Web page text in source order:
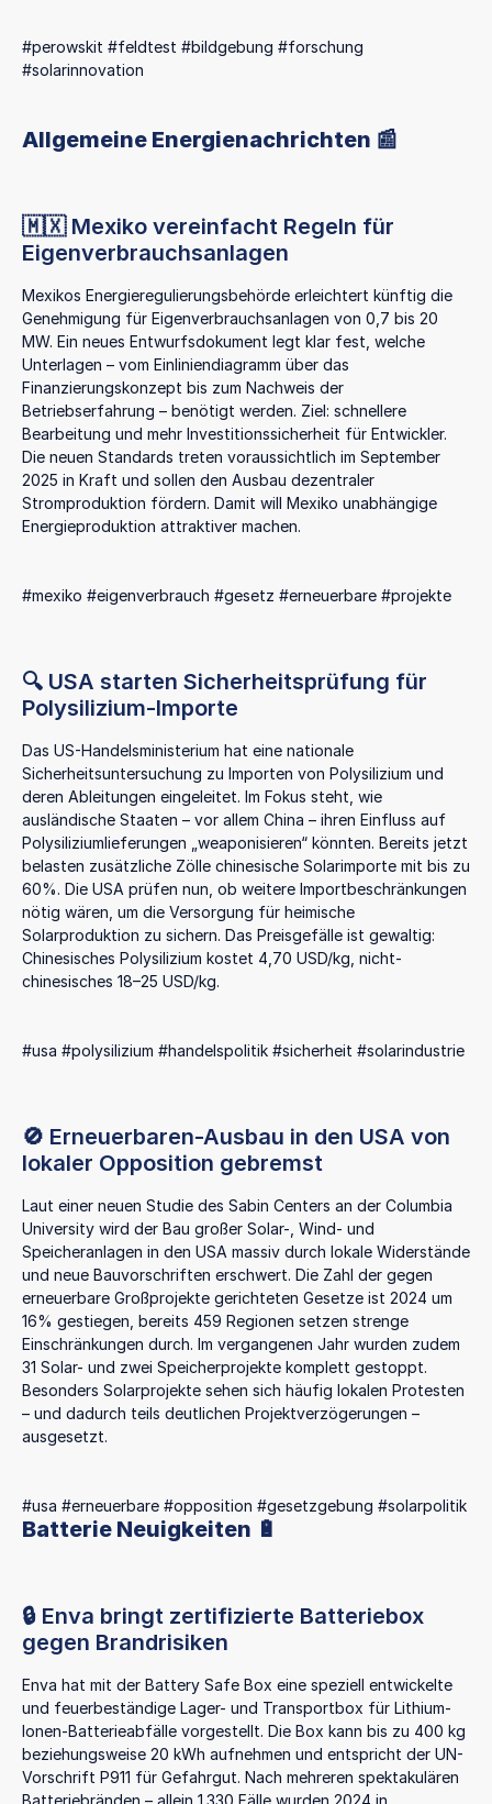
#perowskit #feldtest #bildgebung #forschung
#solarinnovation
Allgemeine Energienachrichten 📰
🇲🇽 Mexiko vereinfacht Regeln für
Eigenverbrauchsanlagen
Mexikos Energieregulierungsbehörde erleichtert künftig die
Genehmigung für Eigenverbrauchsanlagen von 0,7 bis 20
MW. Ein neues Entwurfsdokument legt klar fest, welche
Unterlagen – vom Einliniendiagramm über das
Finanzierungskonzept bis zum Nachweis der
Betriebserfahrung – benötigt werden. Ziel: schnellere
Bearbeitung und mehr Investitionssicherheit für Entwickler.
Die neuen Standards treten voraussichtlich im September
2025 in Kraft und sollen den Ausbau dezentraler
Stromproduktion fördern. Damit will Mexiko unabhängige
Energieproduktion attraktiver machen.
#mexiko #eigenverbrauch #gesetz #erneuerbare #projekte
🔍 USA starten Sicherheitsprüfung für
Polysilizium-Importe
Das US-Handelsministerium hat eine nationale
Sicherheitsuntersuchung zu Importen von Polysilizium und
deren Ableitungen eingeleitet. Im Fokus steht, wie
ausländische Staaten – vor allem China – ihren Einfluss auf
Polysiliziumlieferungen „weaponisieren“ könnten. Bereits jetzt
belasten zusätzliche Zölle chinesische Solarimporte mit bis zu
60%. Die USA prüfen nun, ob weitere Importbeschränkungen
nötig wären, um die Versorgung für heimische
Solarproduktion zu sichern. Das Preisgefälle ist gewaltig:
Chinesisches Polysilizium kostet 4,70 USD/kg, nicht-
chinesisches 18–25 USD/kg.
#usa #polysilizium #handelspolitik #sicherheit #solarindustrie
🚫 Erneuerbaren-Ausbau in den USA von
lokaler Opposition gebremst
Laut einer neuen Studie des Sabin Centers an der Columbia
University wird der Bau großer Solar-, Wind- und
Speicheranlagen in den USA massiv durch lokale Widerstände
und neue Bauvorschriften erschwert. Die Zahl der gegen
erneuerbare Großprojekte gerichteten Gesetze ist 2024 um
16% gestiegen, bereits 459 Regionen setzen strenge
Einschränkungen durch. Im vergangenen Jahr wurden zudem
31 Solar- und zwei Speicherprojekte komplett gestoppt.
Besonders Solarprojekte sehen sich häufig lokalen Protesten
– und dadurch teils deutlichen Projektverzögerungen –
ausgesetzt.
#usa #erneuerbare #opposition #gesetzgebung #solarpolitik
Batterie Neuigkeiten 🔋
🔒 Enva bringt zertifizierte Batteriebox
gegen Brandrisiken
Enva hat mit der Battery Safe Box eine speziell entwickelte
und feuerbeständige Lager- und Transportbox für Lithium-
Ionen-Batterieabfälle vorgestellt. Die Box kann bis zu 400 kg
beziehungsweise 20 kWh aufnehmen und entspricht der UN-
Vorschrift P911 für Gefahrgut. Nach mehreren spektakulären
Batteriebränden – allein 1.330 Fälle wurden 2024 in